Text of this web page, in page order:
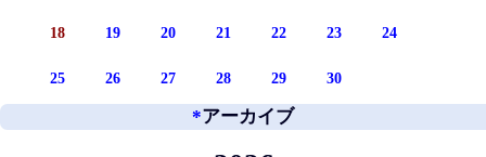
18 19 20 21 22 23 24
25 26 27 28 29 30
*アーカイブ